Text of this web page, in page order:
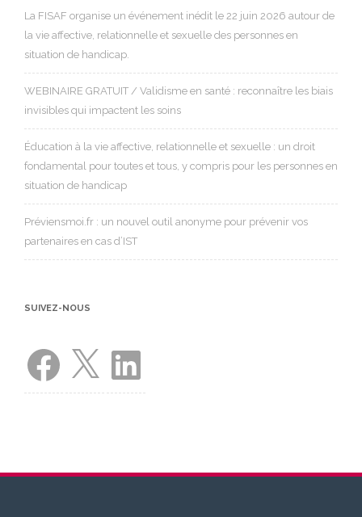
La FISAF organise un événement inédit le 22 juin 2026 autour de
la vie affective, relationnelle et sexuelle des personnes en
situation de handicap.
WEBINAIRE GRATUIT / Validisme en santé : reconnaître les biais
invisibles qui impactent les soins
Éducation à la vie affective, relationnelle et sexuelle : un droit
fondamental pour toutes et tous, y compris pour les personnes en
situation de handicap
Préviensmoi.fr : un nouvel outil anonyme pour prévenir vos
partenaires en cas d’IST
SUIVEZ-NOUS
Facebook LinkedIn